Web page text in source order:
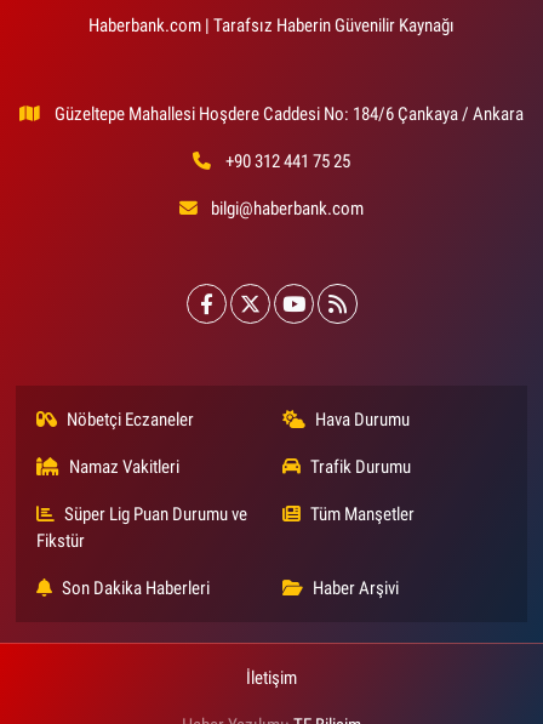
Haberbank.com | Tarafsız Haberin Güvenilir Kaynağı
Güzeltepe Mahallesi Hoşdere Caddesi No: 184/6 Çankaya / Ankara
+90 312 441 75 25
bilgi@haberbank.com
Nöbetçi Eczaneler Hava Durumu
Namaz Vakitleri Trafik Durumu
Süper Lig Puan Durumu ve
Fikstür
Tüm Manşetler
Son Dakika Haberleri Haber Arşivi
İletişim